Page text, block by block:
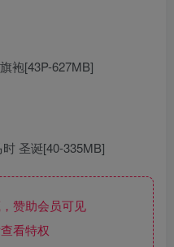
袍[43P-627MB]
圣诞[40-335MB]
赞助会员可见
看特权